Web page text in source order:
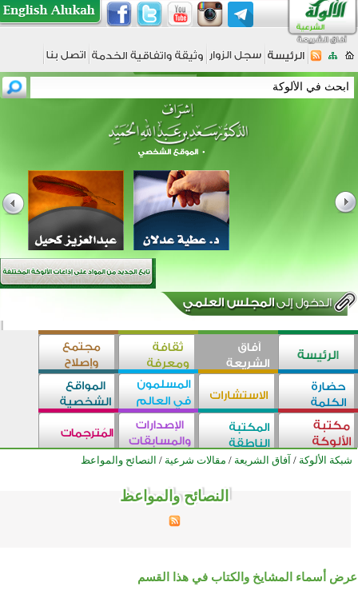
شبكة الألوكة / آفاق الشريعة / مقالات شرعية / النصائح والمواعظ
النصائح والمواعظ
النصائح والمواعظ
النصائح والمواعظ
النصائح والمواعظ
النصائح والمواعظ
النصائح والمواعظ
النصائح والمواعظ
النصائح والمواعظ
النصائح والمواعظ
النصائح والمواعظ
النصائح والمواعظ
النصائح والمواعظ
النصائح والمواعظ
النصائح والمواعظ
النصائح والمواعظ
النصائح والمواعظ
النصائح والمواعظ
النصائح والمواعظ
النصائح والمواعظ
النصائح والمواعظ
النصائح والمواعظ
النصائح والمواعظ
النصائح والمواعظ
النصائح والمواعظ
النصائح والمواعظ
عرض أسماء المشايخ والكتاب في هذا القسم